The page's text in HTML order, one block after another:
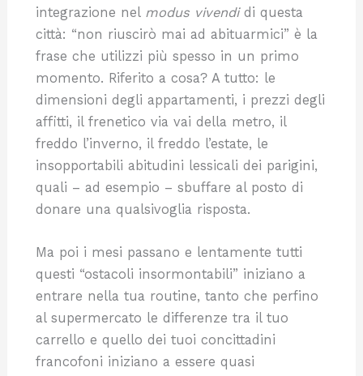
integrazione nel modus vivendi di questa
città: “non riuscirò mai ad abituarmici” è la
frase che utilizzi più spesso in un primo
momento. Riferito a cosa? A tutto: le
dimensioni degli appartamenti, i prezzi degli
affitti, il frenetico via vai della metro, il
freddo l’inverno, il freddo l’estate, le
insopportabili abitudini lessicali dei parigini,
quali – ad esempio – sbuffare al posto di
donare una qualsivoglia risposta.
Ma poi i mesi passano e lentamente tutti
questi “ostacoli insormontabili” iniziano a
entrare nella tua routine, tanto che perfino
al supermercato le differenze tra il tuo
carrello e quello dei tuoi concittadini
francofoni iniziano a essere quasi